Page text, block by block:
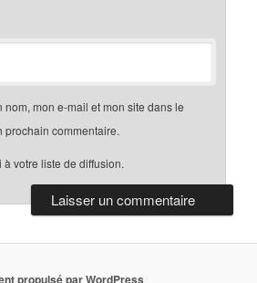
nom, mon e-mail et mon site dans le
prochain commentaire.
votre liste de diffusion.
propulsé par WordPress